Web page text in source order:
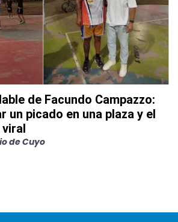
de Facundo Campazzo:
un picado en una plaza y el
de Cuyo